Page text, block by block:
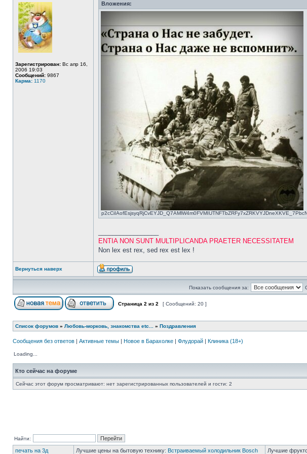
Зарегистрирован: Вс апр 16,
2006 19:03
Сообщений: 9867
Карма: 1170
Вложения:
ENTIA NON SUNT MULTIPLICANDA PRAETER NECESSITATEM
Non lex est rex, sed rex est lex !
Вернуться наверх
Показать сообщения за:
Страница 2 из 2 [ Сообщений: 20 ]
Список форумов » Любовь-морковь, знакомства etc... » Поздравления
Сообщения без ответов | Активные темы | Новое в Барахолке | Флудорай | Клиника (18+)
Loading...
Кто сейчас на форуме
Сейчас этот форум просматривают: нет зарегистрированных пользователей и гости: 2
Найти:
печать на 3д
Лучшие цены на бытовую технику: Встраиваемый холодильник Bosch
Лучшие